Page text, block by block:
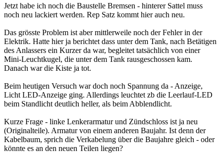
Jetzt habe ich noch die Baustelle Bremsen - hinterer Sattel muss
noch neu lackiert werden. Rep Satz kommt hier auch neu.
Das grösste Problem ist aber mittlerweile noch der Fehler in der
Elektrik. Hatte hier ja berichtet dass unter dem Tank, nach Betätigen
des Anlassers ein Kurzer da war, begleitet tatsächlich von einer
Mini-Leuchtkugel, die unter dem Tank rausgeschossen kam.
Danach war die Kiste ja tot.
Beim heutigen Versuch war doch noch Spannung da - Anzeige,
Licht LED-Anzeige ging. Allerdings leuchtet zb die Leerlauf-LED
beim Standlicht deutlich heller, als beim Abblendlicht.
Kurze Frage - linke Lenkerarmatur und Zündschloss ist ja neu
(Originalteile). Armatur von einem anderen Baujahr. Ist denn der
Kabelbaum, sprich die Verkabelung über die Baujahre gleich - oder
könnte es an den neuen Teilen liegen?